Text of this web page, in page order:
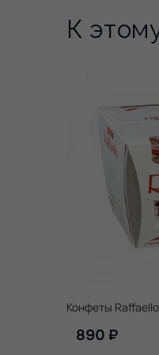
К
Конфеты
890 ₽